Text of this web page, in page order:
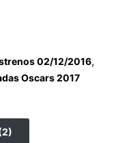
02/12/2016,
Oscars 2017